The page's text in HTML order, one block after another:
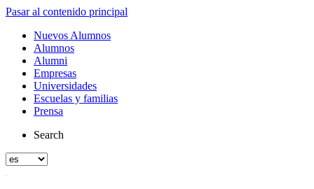
Pasar al contenido principal
Nuevos Alumnos
Alumnos
Alumni
Empresas
Universidades
Escuelas y familias
Prensa
Search